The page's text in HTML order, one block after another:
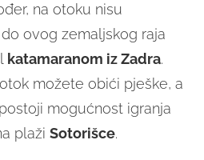
na otoku nisu
ovog zemaljskog raja
katamaranom iz Zadra.
možete obići pješke, a
mogućnost igranja
plaži Sotorišce.